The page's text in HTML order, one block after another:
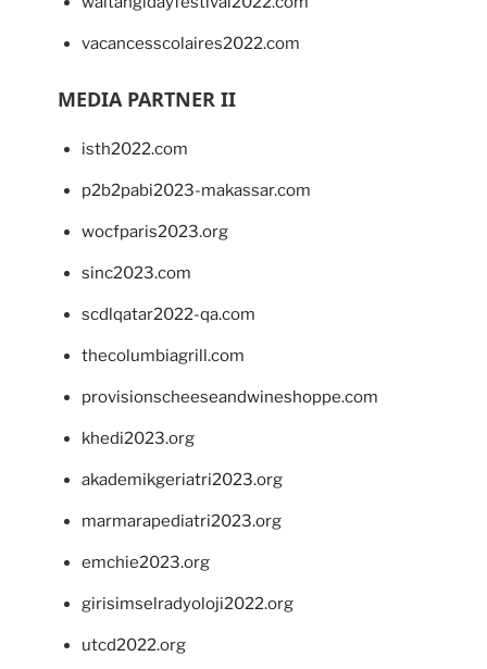
vacancesscolaires2022.com
MEDIA PARTNER II
isth2022.com
p2b2pabi2023-makassar.com
wocfparis2023.org
sinc2023.com
scdlqatar2022-qa.com
thecolumbiagrill.com
provisionscheeseandwineshoppe.com
khedi2023.org
akademikgeriatri2023.org
marmarapediatri2023.org
emchie2023.org
girisimselradyoloji2022.org
utcd2022.org